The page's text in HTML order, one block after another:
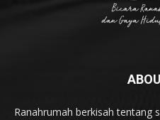
Ranahrumah berkisah tentang